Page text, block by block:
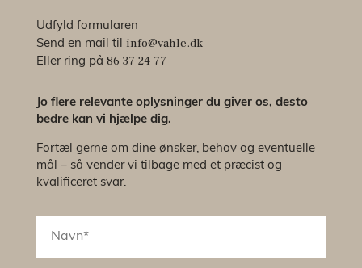
Udfyld formularen
Send en mail til info@vahle.dk
Eller ring på 86 37 24 77
Jo flere relevante oplysninger du giver os, desto
bedre kan vi hjælpe dig.
Fortæl gerne om dine ønsker, behov og eventuelle
mål – så vender vi tilbage med et præcist og
kvalificeret svar.